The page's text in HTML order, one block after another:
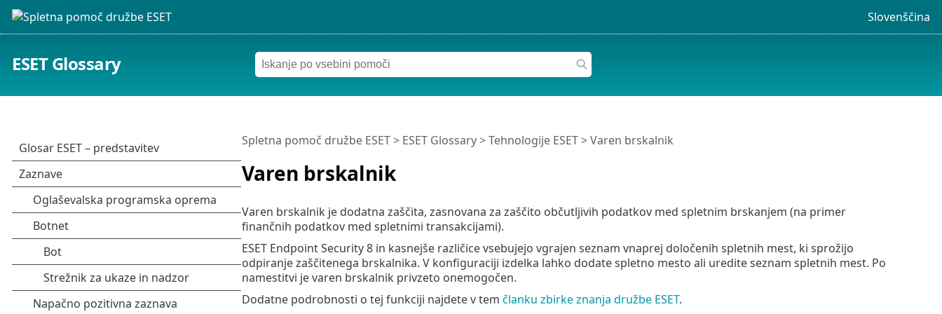
Slovenščina
ESET Glossary
Varen brskalnik
Spletna pomoč družbe ESET> ESET Glossary>Tehnologije ESET > Varen brskalnik
Varen brskalnik je dodatna zaščita, zasnovana za zaščito občutljivih podatkov med spletnim brskanjem (na primer
finančnih podatkov med spletnimi transakcijami).
ESET Endpoint Security 8 in kasnejše različice vsebujejo vgrajen seznam vnaprej določenih spletnih mest, ki sprožijo
odpiranje zaščitenega brskalnika. V konfiguraciji izdelka lahko dodate spletno mesto ali uredite seznam spletnih mest. Po
namestitvi je varen brskalnik privzeto onemogočen.
Dodatne podrobnosti o tej funkciji najdete v tem članku zbirke znanja družbe ESET.